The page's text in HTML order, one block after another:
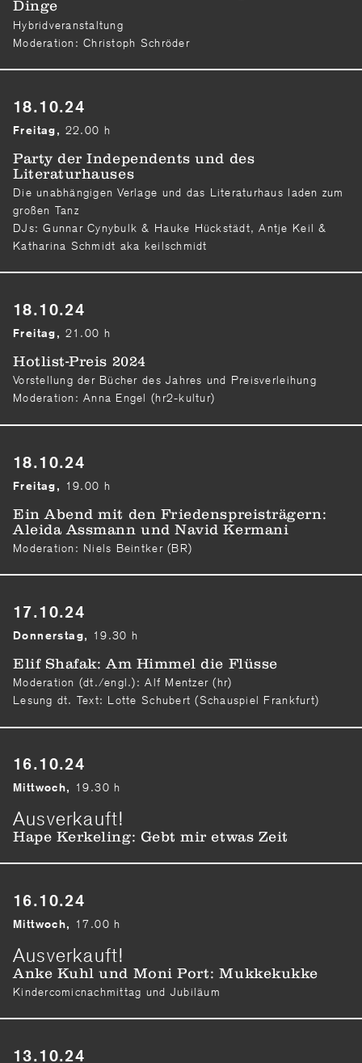
Dinge
Hybridveranstaltung
Moderation: Christoph Schröder
18.10.24
Freitag, 22.00 h
Party der Independents und des
Literaturhauses
Die unabhängigen Verlage und das Literaturhaus laden zum
großen Tanz
DJs: Gunnar Cynybulk & Hauke Hückstädt, Antje Keil &
Katharina Schmidt aka keilschmidt
18.10.24
Freitag, 21.00 h
Hotlist-Preis 2024
Vorstellung der Bücher des Jahres und Preisverleihung
Moderation: Anna Engel (hr2-kultur)
18.10.24
Freitag, 19.00 h
Ein Abend mit den Friedenspreisträgern:
Aleida Assmann und Navid Kermani
Moderation: Niels Beintker (BR)
17.10.24
Donnerstag, 19.30 h
Elif Shafak: Am Himmel die Flüsse
Moderation (dt./engl.): Alf Mentzer (hr)
Lesung dt. Text: Lotte Schubert (Schauspiel Frankfurt)
16.10.24
Mittwoch, 19.30 h
Ausverkauft!
Hape Kerkeling: Gebt mir etwas Zeit
16.10.24
Mittwoch, 17.00 h
Ausverkauft!
Anke Kuhl und Moni Port: Mukkekukke
Kindercomicnachmittag und Jubiläum
13.10.24